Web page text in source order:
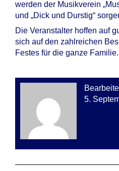
werden der Musikverein
und „Dick und Durstig“
Die Veranstalter hoffen auf
sich auf den zahlreichen
Festes für die ganze Familie.
5.